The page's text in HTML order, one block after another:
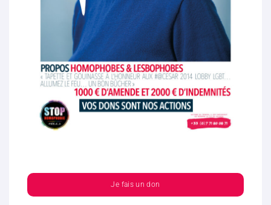
Je fais un don